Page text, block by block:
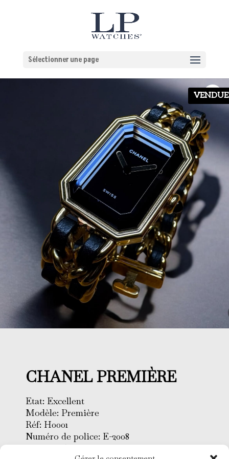
Sélectionner une page
VENDUE
CHANEL PREMIÈRE
Etat: Excellent
Modèle: Première
Réf: H0001
Numéro de police: E-2008
Boîtier: Plaqué or